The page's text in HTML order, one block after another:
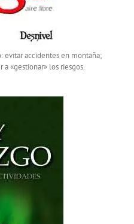
evitar accidentes en montaña;
«gestionar» los riesgos.